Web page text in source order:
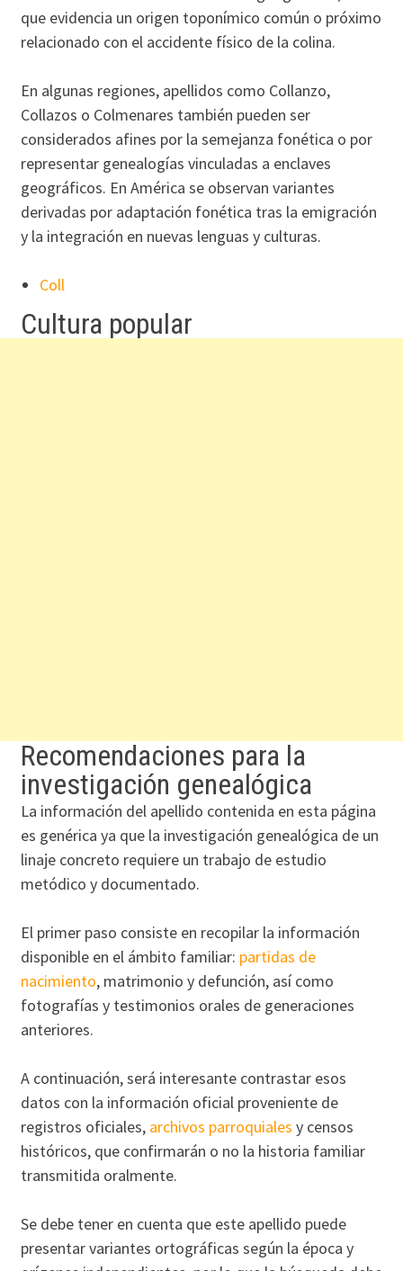
que evidencia un origen toponímico común o próximo
relacionado con el accidente físico de la colina.
En algunas regiones, apellidos como Collanzo,
Collazos o Colmenares también pueden ser
considerados afines por la semejanza fonética o por
representar genealogías vinculadas a enclaves
geográficos. En América se observan variantes
derivadas por adaptación fonética tras la emigración
y la integración en nuevas lenguas y culturas.
Coll
Cultura popular
Recomendaciones para la
investigación genealógica
La información del apellido contenida en esta página
es genérica ya que la investigación genealógica de un
linaje concreto requiere un trabajo de estudio
metódico y documentado.
El primer paso consiste en recopilar la información
disponible en el ámbito familiar: partidas de
nacimiento, matrimonio y defunción, así como
fotografías y testimonios orales de generaciones
anteriores.
A continuación, será interesante contrastar esos
datos con la información oficial proveniente de
registros oficiales, archivos parroquiales y censos
históricos, que confirmarán o no la historia familiar
transmitida oralmente.
Se debe tener en cuenta que este apellido puede
presentar variantes ortográficas según la época y